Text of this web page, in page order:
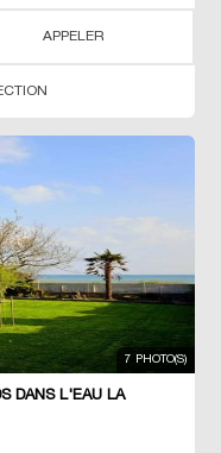
APPELER
7 PHOTO(S)
DANS L'EAU LA